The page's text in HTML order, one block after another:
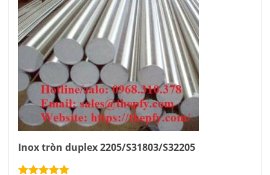
Inox tròn duplex 2205/S31803/S32205